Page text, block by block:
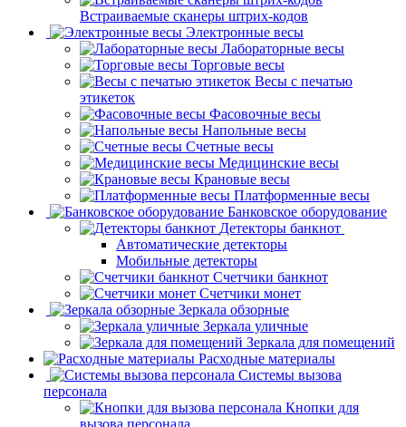
Встраиваемые сканеры штрих-кодов
Электронные весы
Лабораторные весы
Торговые весы
Весы с печатью
этикеток
Фасовочные весы
Напольные весы
Счетные весы
Медицинские весы
Крановые весы
Платформенные весы
Банковское оборудование
Детекторы банкнот
Автоматические детекторы
Мобильные детекторы
Счетчики банкнот
Счетчики монет
Зеркала обзорные
Зеркала уличные
Зеркала для помещений
Расходные материалы
Системы вызова
персонала
Кнопки для
вызова персонала